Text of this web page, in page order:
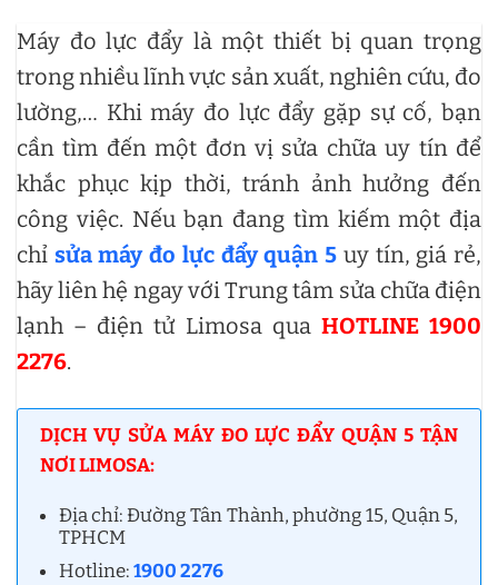
Máy đo lực đẩy là một thiết bị quan trọng
trong nhiều lĩnh vực sản xuất, nghiên cứu, đo
lường,… Khi máy đo lực đẩy gặp sự cố, bạn
cần tìm đến một đơn vị sửa chữa uy tín để
khắc phục kịp thời, tránh ảnh hưởng đến
công việc. Nếu bạn đang tìm kiếm một địa
chỉ sửa máy đo lực đẩy quận 5 uy tín, giá rẻ,
hãy liên hệ ngay với Trung tâm sửa chữa điện
lạnh – điện tử Limosa qua HOTLINE 1900
2276.
DỊCH VỤ SỬA MÁY ĐO LỰC ĐẨY QUẬN 5 TẬN
NƠI LIMOSA:
Địa chỉ: Đường Tân Thành, phường 15, Quận 5,
TPHCM
Hotline:1900 2276